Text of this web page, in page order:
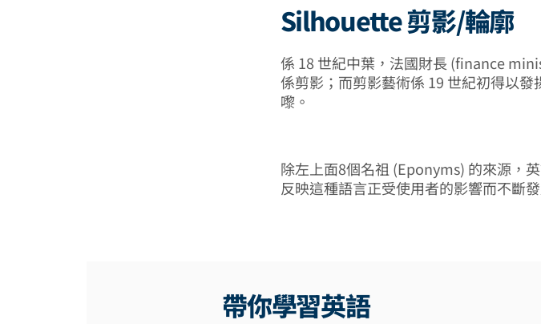
Silhouette 剪影/輪廓
係 18 世紀中葉，法國財長 (finance
係剪影；而剪影藝術係 19 世紀初得以
嚟。
除左上面8個名祖 (Eponyms) 的來源，
反映這種語言正受使用者的影響而不斷
帶你學習英語